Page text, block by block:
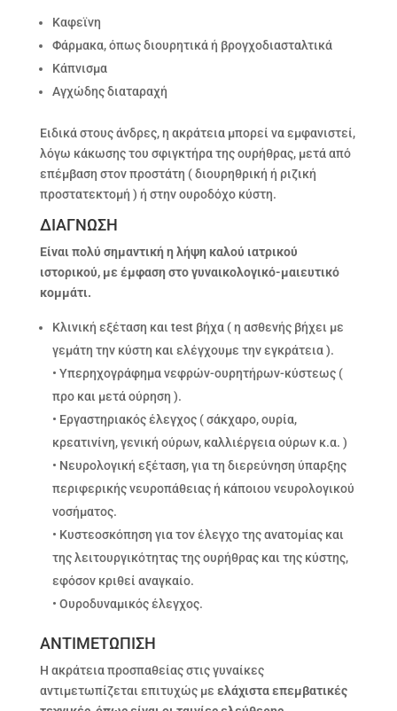
Καφεϊνη
Φάρμακα, όπως διουρητικά ή βρογχοδιασταλτικά
Κάπνισμα
Αγχώδης διαταραχή
Ειδικά στους άνδρες, η ακράτεια μπορεί να εμφανιστεί,
λόγω κάκωσης του σφιγκτήρα της ουρήθρας, μετά από
επέμβαση στον προστάτη ( διουρηθρική ή ριζική
προστατεκτομή ) ή στην ουροδόχο κύστη.
ΔΙΑΓΝΩΣΗ
Είναι πολύ σημαντική η λήψη καλού ιατρικού
ιστορικού, με έμφαση στο γυναικολογικό-μαιευτικό
κομμάτι.
Κλινική εξέταση και test βήχα ( η ασθενής βήχει με
γεμάτη την κύστη και ελέγχουμε την εγκράτεια ).
• Υπερηχογράφημα νεφρών-ουρητήρων-κύστεως (
προ και μετά ούρηση ).
• Εργαστηριακός έλεγχος ( σάκχαρο, ουρία,
κρεατινίνη, γενική ούρων, καλλιέργεια ούρων κ.α. )
• Νευρολογική εξέταση, για τη διερεύνηση ύπαρξης
περιφερικής νευροπάθειας ή κάποιου νευρολογικού
νοσήματος.
• Κυστεοσκόπηση για τον έλεγχο της ανατομίας και
της λειτουργικότητας της ουρήθρας και της κύστης,
εφόσον κριθεί αναγκαίο.
• Ουροδυναμικός έλεγχος.
ΑΝΤΙΜΕΤΩΠΙΣΗ
Η ακράτεια προσπαθείας στις γυναίκες
αντιμετωπίζεται επιτυχώς με ελάχιστα επεμβατικές